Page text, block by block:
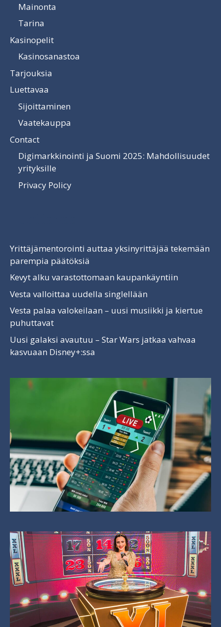
Mainonta
Tarina
Kasinopelit
Kasinosanastoa
Tarjouksia
Luettavaa
Sijoittaminen
Vaatekauppa
Contact
Digimarkkinointi ja Suomi 2025: Mahdollisuudet
yrityksille
Privacy Policy
Yrittäjämentorointi auttaa yksinyrittäjää tekemään
parempia päätöksiä
Kevyt alku varastottomaan kaupankäyntiin
Vesta valloittaa uudella singlellään
Vesta palaa valokeilaan – uusi musiikki ja kiertue
puhuttavat
Uusi galaksi avautuu – Star Wars jatkaa vahvaa
kasvuaan Disney+:ssa